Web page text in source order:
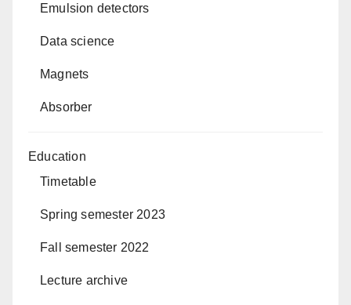
Emulsion detectors
Data science
Magnets
Absorber
Education
Timetable
Spring semester 2023
Fall semester 2022
Lecture archive